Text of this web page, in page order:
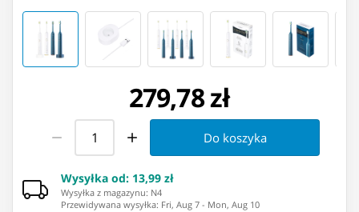
279,78 zł
Do koszyka
Wysyłka od: 13,99 zł
Wysyłka z magazynu: ⁨N4⁩
Przewidywana wysyłka: Fri, Aug 7 - Mon, Aug 10